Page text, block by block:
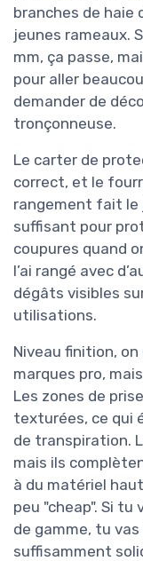
branches de haie
jeunes rameaux.
mm, ça passe,
pour aller
demander de
tronçonneuse.
Le carter de
correct, et le
rangement fait le
suffisant pour
coupures quand
l’ai rangé avec
dégâts visibles
utilisations.
Niveau finition, on
marques pro,
Les zones de
texturées, ce qui
de transpiration.
mais ils
à du matériel
peu "cheap". Si tu
de gamme, tu
suffisamment